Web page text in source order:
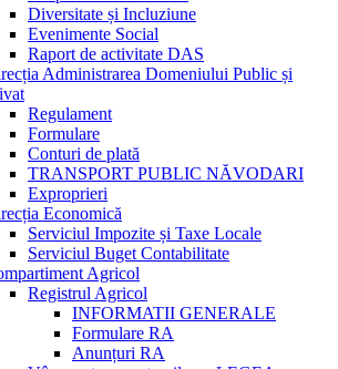
Diversitate și Incluziune
Evenimente Social
Raport de activitate DAS
Administrarea Domeniului Public și
Regulament
Formulare
Conturi de plată
TRANSPORT PUBLIC NĂVODARI
Exproprieri
Economică
Serviciul Impozite și Taxe Locale
Serviciul Buget Contabilitate
Agricol
Registrul Agricol
INFORMATII GENERALE
Formulare RA
Anunțuri RA